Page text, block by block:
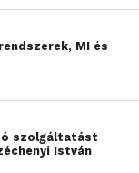
MI és
szolgáltatást
István